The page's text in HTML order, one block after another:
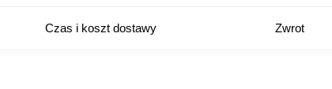
Czas i koszt dostawy Zwrot